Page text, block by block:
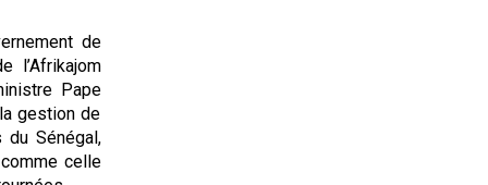
de
l’Afrikajom
Pape
gestion de
Sénégal,
celle